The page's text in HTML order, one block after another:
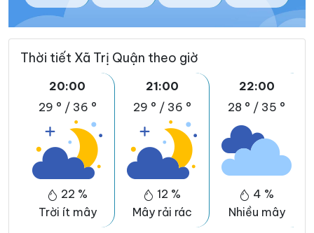
Thời tiết Xã Trị Quận theo giờ
20:00
29 ° / 36 °
22 %
Trời ít mây
21:00
29 ° / 36 °
12 %
Mây rải rác
22:00
28 ° / 35 °
4 %
Nhiều mây